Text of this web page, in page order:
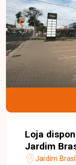
Loja
Jardim
Jardim